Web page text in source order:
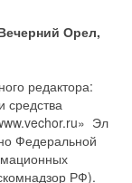
Орел,
редактора:
средства
Эл
Федеральной
РФ).